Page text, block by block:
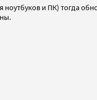
и ПК) тогда